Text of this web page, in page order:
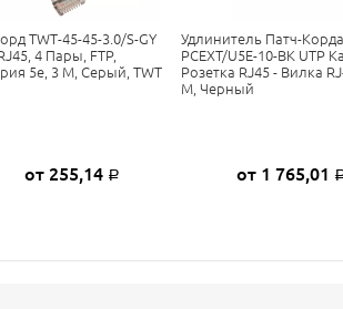
TWT-45-45-3.0/S-GY
4 Пары, FTP,
5е, 3 М, Серый, TWT
от 255,14 Р
Удлинитель Патч-
PCEXT/U5E-10-BK UTP
Розетка RJ45 - Вилка
М, Черный
от 1 765,01